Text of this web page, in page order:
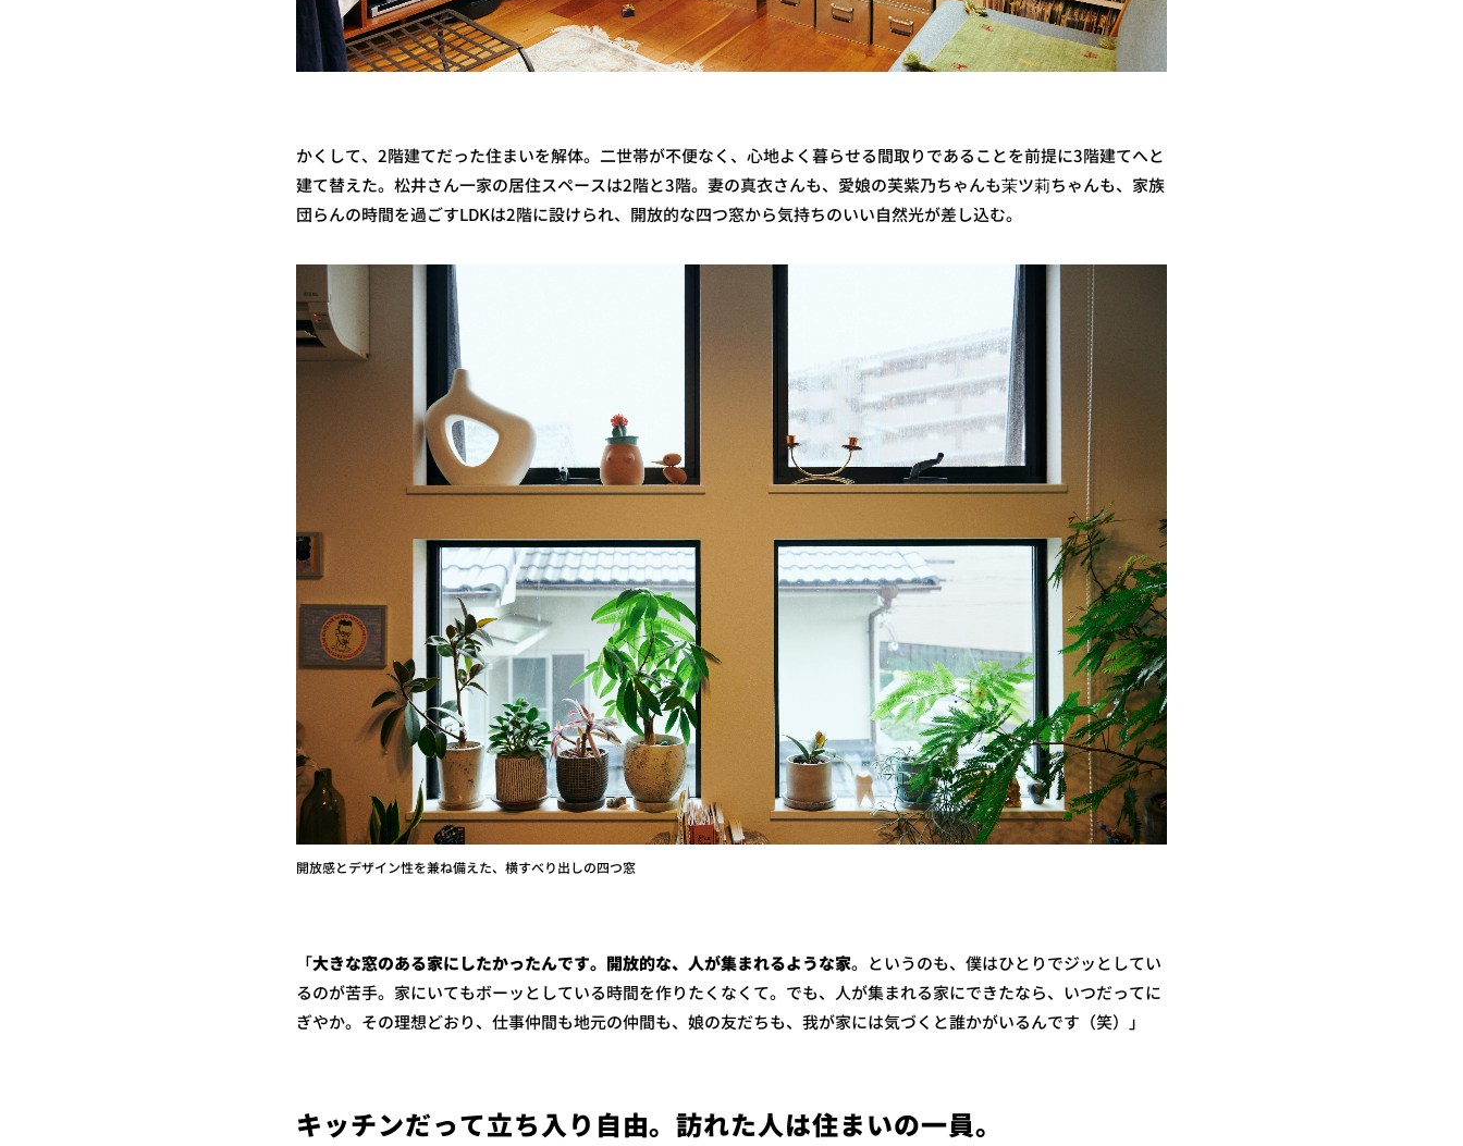
かくして、2階建てだった住まいを解体。二世帯が不便なく、心地よく暮らせる間取りであることを前提に3階建てへと
建て替えた。松井さん一家の居住スペースは2階と3階。妻の真衣さんも、愛娘の芙紫乃ちゃんも茉ツ莉ちゃんも、家族
団らんの時間を過ごすLDKは2階に設けられ、開放的な四つ窓から気持ちのいい自然光が差し込む。
開放感とデザイン性を兼ね備えた、横すべり出しの四つ窓
「大きな窓のある家にしたかったんです。開放的な、人が集まれるような家。 というのも、僕はひとりでジッとしてい
るのが苦手。家にいてもボーッとしている時間を作りたくなくて。でも、人が集まれる家にできたなら、いつだってに
ぎやか。その理想どおり、仕事仲間も地元の仲間も、娘の友だちも、我が家には気づくと誰かがいるんです（笑）」
キッチンだって立ち入り自由。訪れた人は住まいの一員。